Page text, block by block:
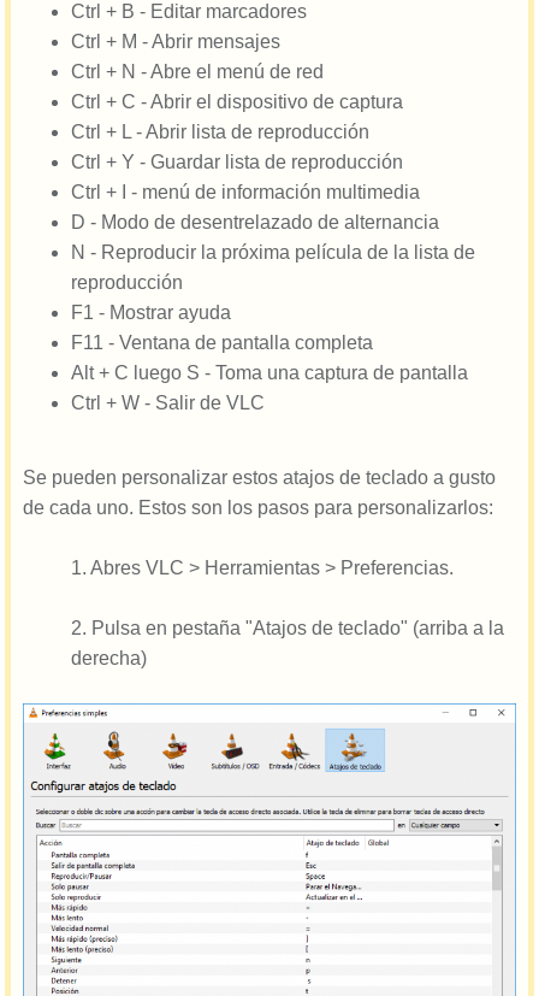
Ctrl + B - Editar marcadores
Ctrl + M - Abrir mensajes
Ctrl + N - Abre el menú de red
Ctrl + C - Abrir el dispositivo de captura
Ctrl + L - Abrir lista de reproducción
Ctrl + Y - Guardar lista de reproducción
Ctrl + I - menú de información multimedia
D - Modo de desentrelazado de alternancia
N - Reproducir la próxima película de la lista de
reproducción
F1 - Mostrar ayuda
F11 - Ventana de pantalla completa
Alt + C luego S - Toma una captura de pantalla
Ctrl + W - Salir de VLC
Se pueden personalizar estos atajos de teclado a gusto
de cada uno. Estos son los pasos para personalizarlos:
1. Abres VLC > Herramientas > Preferencias.
2. Pulsa en pestaña "Atajos de teclado" (arriba a la
derecha)